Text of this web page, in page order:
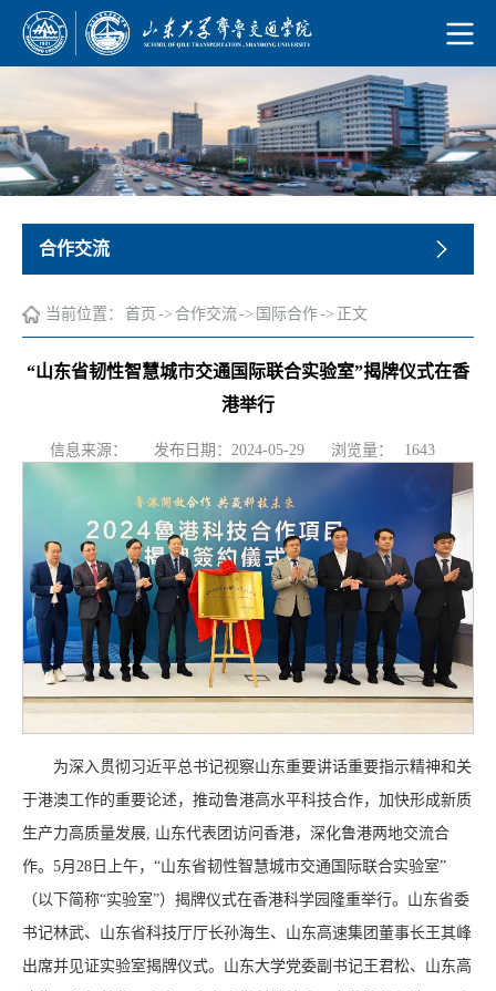
合作交流
当前位置： 首页 -> 合作交流-> 国际合作-> 正文
“山东省韧性智慧城市交通国际联合实验室”揭牌仪式在香
港举行
信息来源： 发布日期：2024-05-29 浏览量： 1643
为深入贯彻习近平总书记视察山东重要讲话重要指示精神和关
于港澳工作的重要论述，推动鲁港高水平科技合作，加快形成新质
生产力高质量发展, 山东代表团访问香港，深化鲁港两地交流合
作。5月28日上午，“山东省韧性智慧城市交通国际联合实验室”
（以下简称“实验室”）揭牌仪式在香港科学园隆重举行。山东省委
书记林武、山东省科技厅厅长孙海生、山东高速集团董事长王其峰
出席并见证实验室揭牌仪式。山东大学党委副书记王君松、山东高